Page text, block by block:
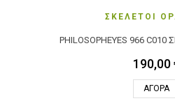
ΣΚΕΛΕΤΟΙ
PHILOSOPHEYES 966
190,00
ΑΓΟΡΆ